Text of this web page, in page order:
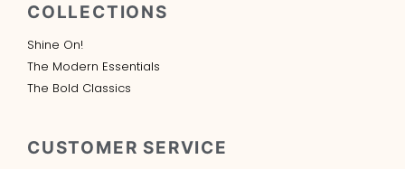
COLLECTIONS
Shine On!
The Modern Essentials
The Bold Classics
CUSTOMER SERVICE